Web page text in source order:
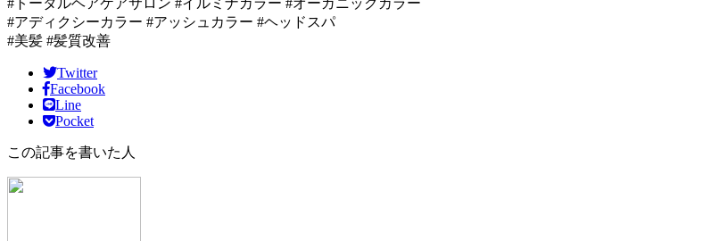
#アディクシーカラー #アッシュカラー #ヘッドスパ
#美髪 #髪質改善
Twitter
Facebook
Line
Pocket
この記事を書いた人